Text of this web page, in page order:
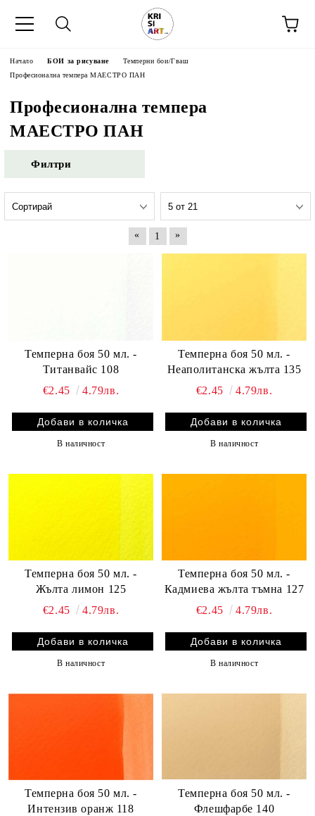
Начало БОИ за рисуване
Темперни бои/Гваш
Професионална темпера МАЕСТРО ПАН
Професионална темпера
МАЕСТРО ПАН
Филтри
« 1 »
Темперна боя 50 мл. -
Титанвайс 108
€2.45
4.79лв.
В наличност
Темперна боя 50 мл. -
Неаполитанска жълта 135
€2.45
4.79лв.
В наличност
Темперна боя 50 мл. -
Жълта лимон 125
€2.45
4.79лв.
В наличност
Темперна боя 50 мл. -
Кадмиева жълта тъмна 127
€2.45
4.79лв.
В наличност
Темперна боя 50 мл. -
Интензив оранж 118
Темперна боя 50 мл. -
Флешфарбе 140